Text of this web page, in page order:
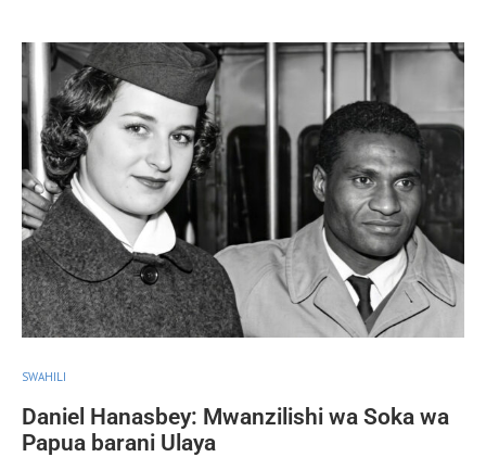
SWAHILI
Daniel Hanasbey: Mwanzilishi wa Soka wa
Papua barani Ulaya